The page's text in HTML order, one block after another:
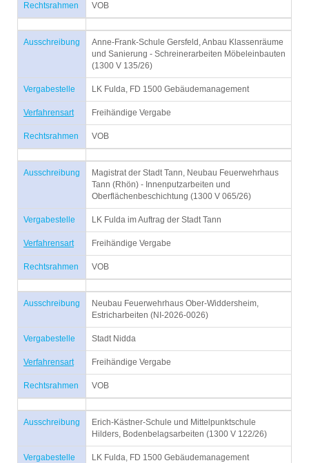
Rechtsrahmen VOB
Ausschreibung
Anne-Frank-Schule Gersfeld, Anbau Klassenräume
und Sanierung - Schreinerarbeiten Möbeleinbauten
(1300 V 135/26)
Vergabestelle LK Fulda, FD 1500 Gebäudemanagement
Verfahrensart Freihändige Vergabe
Rechtsrahmen VOB
Ausschreibung
Magistrat der Stadt Tann, Neubau Feuerwehrhaus
Tann (Rhön) - Innenputzarbeiten und
Oberflächenbeschichtung (1300 V 065/26)
Vergabestelle LK Fulda im Auftrag der Stadt Tann
Verfahrensart Freihändige Vergabe
Rechtsrahmen VOB
Ausschreibung
Neubau Feuerwehrhaus Ober-Widdersheim,
Estricharbeiten (NI-2026-0026)
Vergabestelle Stadt Nidda
Verfahrensart Freihändige Vergabe
Rechtsrahmen VOB
Ausschreibung
Erich-Kästner-Schule und Mittelpunktschule
Hilders, Bodenbelagsarbeiten (1300 V 122/26)
Vergabestelle LK Fulda, FD 1500 Gebäudemanagement